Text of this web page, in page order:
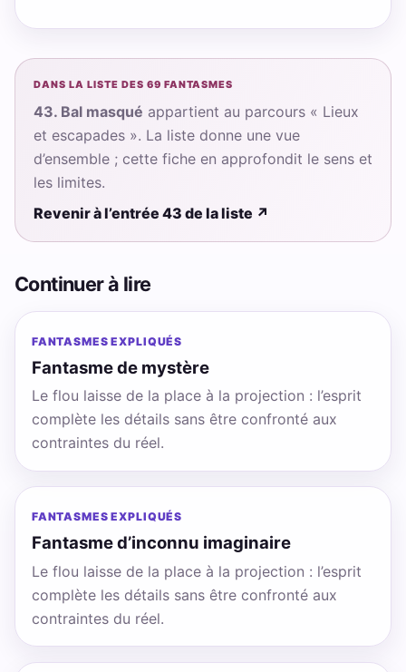
DANS LA LISTE DES 69 FANTASMES
43. Bal masqué appartient au parcours « Lieux
et escapades ». La liste donne une vue
d’ensemble ; cette fiche en approfondit le sens et
les limites.
Revenir à l’entrée 43 de la liste ↗
Continuer à lire
FANTASMES EXPLIQUÉS
Fantasme de mystère
Le flou laisse de la place à la projection : l’esprit
complète les détails sans être confronté aux
contraintes du réel.
FANTASMES EXPLIQUÉS
Fantasme d’inconnu imaginaire
Le flou laisse de la place à la projection : l’esprit
complète les détails sans être confronté aux
contraintes du réel.